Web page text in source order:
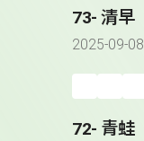
73- 清早
2025-09-08
72- 青蛙